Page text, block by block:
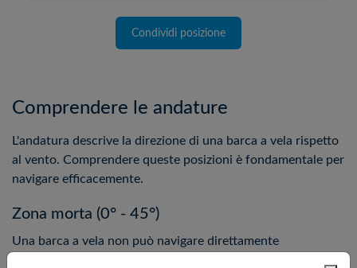
Condividi posizione
Comprendere le andature
L'andatura descrive la direzione di una barca a vela rispetto
al vento. Comprendere queste posizioni è fondamentale per
navigare efficacemente.
Zona morta (0° - 45°)
Una barca a vela non può navigare direttamente